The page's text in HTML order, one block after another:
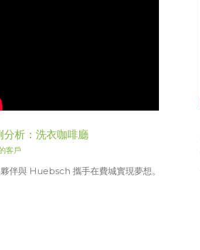
分析：洗衣咖啡廳
客戶
伴與 Huebsch 攜手在費城實現夢想。